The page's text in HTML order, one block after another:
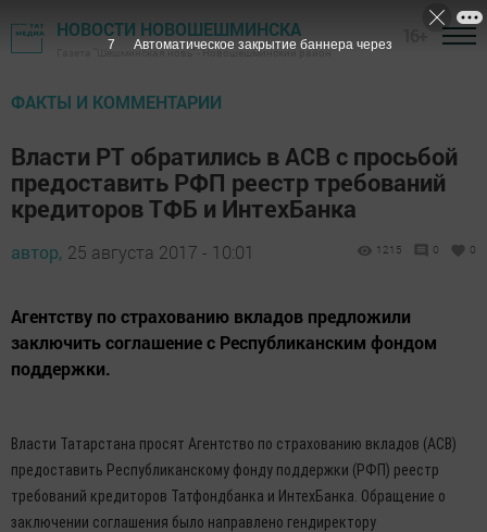
НОВОСТИ НОВОШЕШМИНСКА
Газета "Шешминская новь" - Новошешминский район
ФАКТЫ И КОММЕНТАРИИ
Власти РТ обратились в АСВ с просьбой
предоставить РФП реестр требований
кредиторов ТФБ и ИнтехБанка
автор, 25 августа 2017 - 10:01 1215 0 0
Агентству по страхованию вкладов предложили
заключить соглашение с Республиканским фондом
поддержки.
Власти Татарстана просят Агентство по страхованию вкладов (АСВ)
предоставить Республиканскому фонду поддержки (РФП) реестр
требований кредиторов Татфондбанка и ИнтехБанка. Обращение о
заключении соглашения было направлено гендиректору
7 Автоматическое закрытие баннера через